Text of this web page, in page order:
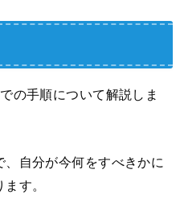
の手順について解説しま
、自分が今何をすべきかに
す。